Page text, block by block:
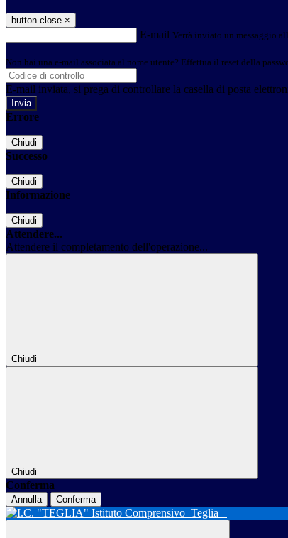
button close ×
E-mail Verrà inviato un messaggio
Non hai una e-mail associata al nome utente? Effettua il reset della
E-mail inviata, si prega di controllare la casella di posta
Errore
Chiudi
Successo
Chiudi
Informazione
Chiudi
Attendere...
Attendere il completamento dell'operazione...
Chiudi
Chiudi
Conferma
Annulla Conferma
Istituto Comprensivo Teglia